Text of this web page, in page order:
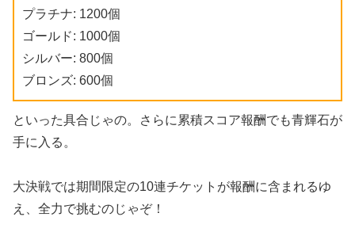
プラチナ: 1200個
ゴールド: 1000個
シルバー: 800個
ブロンズ: 600個
といった具合じゃの。さらに累積スコア報酬でも青輝石が
手に入る。
大決戦では期間限定の10連チケットが報酬に含まれるゆ
え、全力で挑むのじゃぞ！